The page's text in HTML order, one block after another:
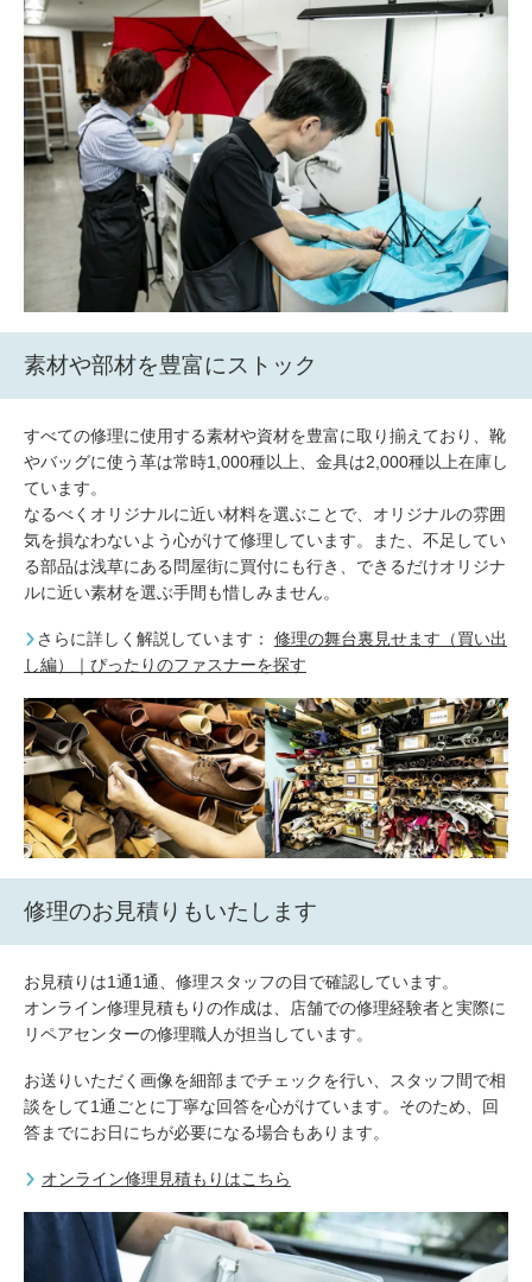
素材や部材を豊富にストック
すべての修理に使用する素材や資材を豊富に取り揃えており、靴
やバッグに使う革は常時1,000種以上、金具は2,000種以上在庫し
ています。
なるべくオリジナルに近い材料を選ぶことで、オリジナルの雰囲
気を損なわないよう心がけて修理しています。また、不足してい
る部品は浅草にある問屋街に買付にも行き、できるだけオリジナ
ルに近い素材を選ぶ手間も惜しみません。
さらに詳しく解説しています： 修理の舞台裏見せます（買い出
し編）｜ぴったりのファスナーを探す
修理のお見積りもいたします
お見積りは1通1通、修理スタッフの目で確認しています。
オンライン修理見積もりの作成は、店舗での修理経験者と実際に
リペアセンターの修理職人が担当しています。
お送りいただく画像を細部までチェックを行い、スタッフ間で相
談をして1通ごとに丁寧な回答を心がけています。そのため、回
答までにお日にちが必要になる場合もあります。
オンライン修理見積もりはこちら